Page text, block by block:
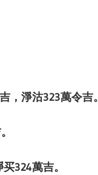
，淨沽323萬令吉。
买324萬吉。